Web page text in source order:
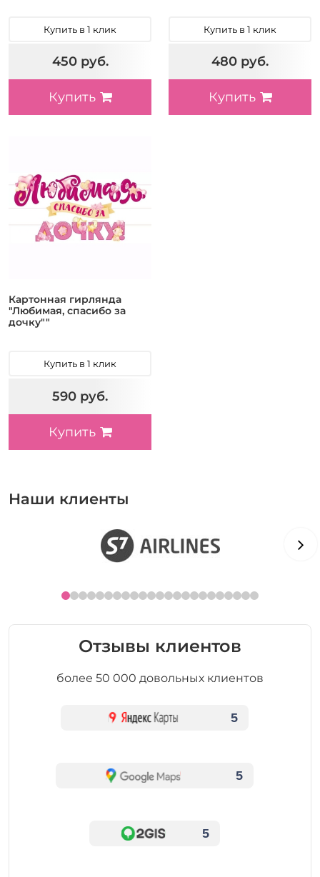
Купить в 1 клик
450 руб.
Купить
Купить в 1 клик
480 руб.
Купить
Картонная гирлянда
"Любимая, спасибо за
дочку""
Купить в 1 клик
590 руб.
Купить
Наши клиенты
Отзывы клиентов
более 50 000 довольных клиентов
5
5
5